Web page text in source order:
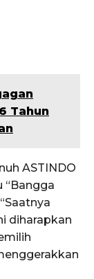
Tahun
ASTINDO
diharapkan